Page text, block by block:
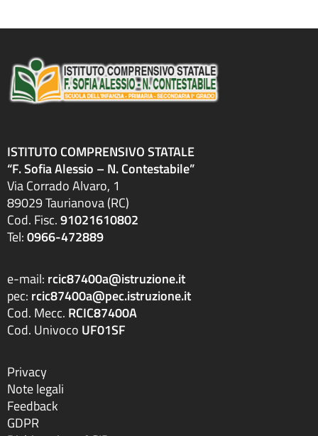
ISTITUTO COMPRENSIVO STATALE
“F. Sofia Alessio – N. Contestabile”
Via Corrado Alvaro, 1
89029 Taurianova (RC)
Cod. Fisc.91021610802
Tel:0966-472889
e-mail: rcic87400a@istruzione.it
pec: rcic87400a@pec.istruzione.it
Cod. Mecc. RCIC87400A
Cod. Univoco UF01SF
Privacy
Note legali
Feedback
GDPR